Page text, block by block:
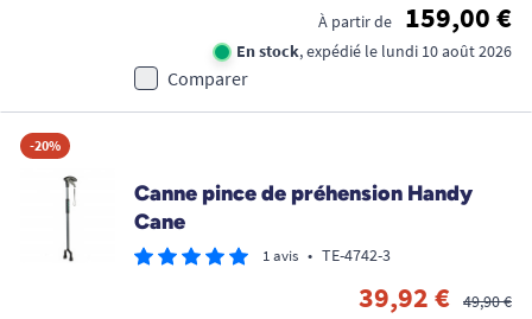
À partir de 159,00 €
En stock, expédié le lundi 10 août 2026
Comparer
-20%
Canne pince de préhension Handy
Cane
1 avis • TE-4742-3
39,92 €
49,90 €